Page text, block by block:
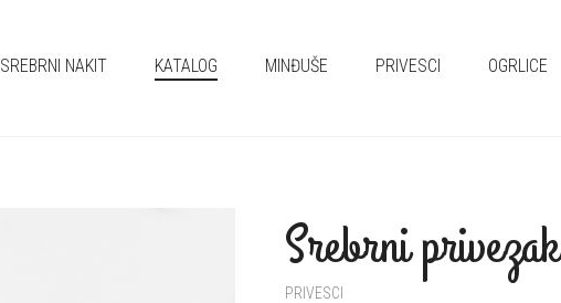
SREBRNI NAKIT KATALOG MINĐUŠE PRIVESCI OGRLICE
Srebrni privezak
PRIVESCI